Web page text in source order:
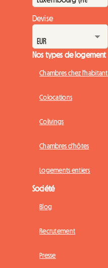
Devise
Nos types de logement
Chambres chez l'habitant
Colocations
Colivings
Chambres d'hôtes
Logements entiers
Société
Blog
Recrutement
Presse